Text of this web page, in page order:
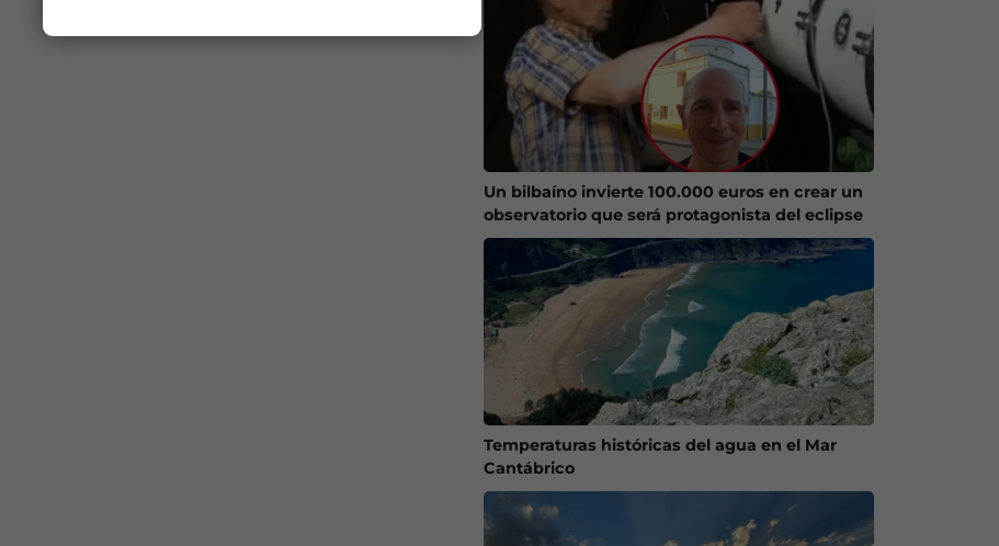
Un bilbaíno invierte 100.000 euros en crear un
observatorio que será protagonista del eclipse
Temperaturas históricas del agua en el Mar
Cantábrico